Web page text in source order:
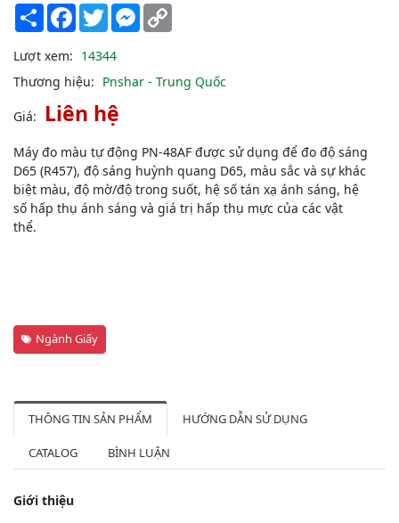
Share Facebook
TwitterMessenger
Lượt xem: 14344
Thương hiệu: Pnshar - Trung Quốc
Giá: Liên hệ
Máy đo màu tự động PN-48AF được sử dụng để đo độ sáng
D65 (R457), độ sáng huỳnh quang D65, màu sắc và sự khác
biệt màu, độ mờ/độ trong suốt, hệ số tán xạ ánh sáng, hệ
số hấp thụ ánh sáng và giá trị hấp thụ mực của các vật
thể.
Ngành Giấy
THÔNG TIN SẢN PHẨM HƯỚNG DẪN SỬ DỤNG
CATALOG BÌNH LUẬN
Giới thiệu